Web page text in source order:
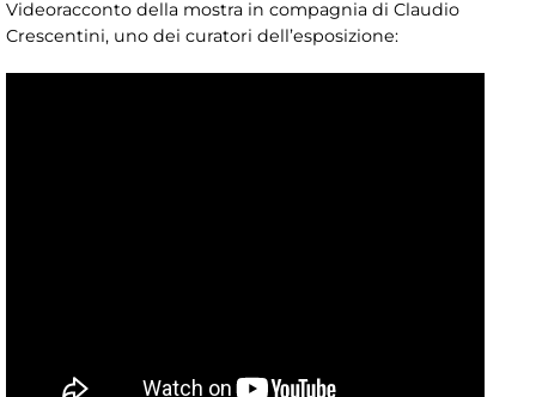
Videoracconto della mostra in compagnia di Claudio
Crescentini, uno dei curatori dell’esposizione: